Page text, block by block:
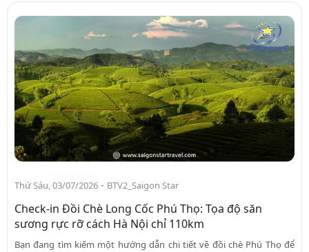
Thứ Sáu, 03/07/2026 - BTV2_Saigon Star
Check-in Đồi Chè Long Cốc Phú Thọ: Tọa độ săn
sương rực rỡ cách Hà Nội chỉ 110km
Bạn đang tìm kiếm một hướng dẫn chi tiết về đồi chè Phú Thọ để